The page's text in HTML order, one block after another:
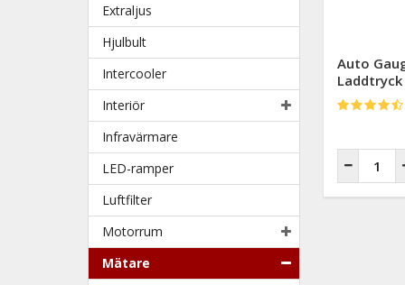
Extraljus
Hjulbult
Intercooler
Interiör
Infravärmare
LED-ramper
Luftfilter
Motorrum
Mätare
Auto
Laddtryck